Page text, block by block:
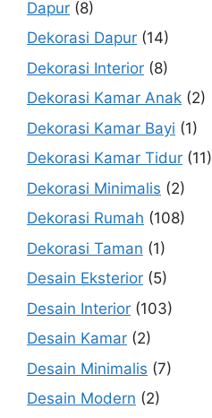
Dapur (8)
Dekorasi Dapur (14)
Dekorasi Interior (8)
Dekorasi Kamar Anak (2)
Dekorasi Kamar Bayi (1)
Dekorasi Kamar Tidur (11)
Dekorasi Minimalis (2)
Dekorasi Rumah (108)
Dekorasi Taman (1)
Desain Eksterior (5)
Desain Interior (103)
Desain Kamar (2)
Desain Minimalis (7)
Desain Modern (2)